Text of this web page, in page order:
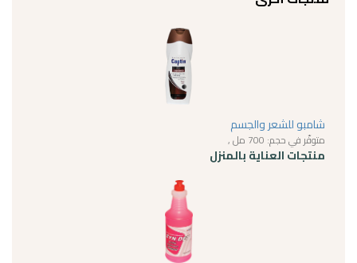
شامبو للشعر والجسم
متوفّر في حجم: 700 مل ,
منتجات العناية بالمنزل